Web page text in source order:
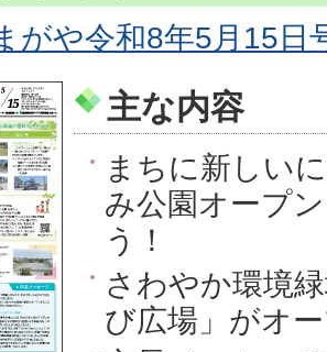
がや令和8年5月15日
主な内容
まちに新しい
み公園オープ
う！
さわやか環境
び広場」がオ